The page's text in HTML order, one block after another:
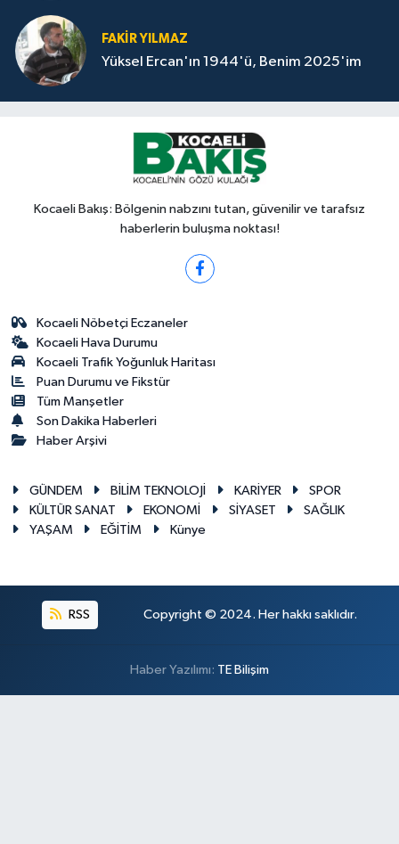
FAKİR YILMAZ
Yüksel Ercan'ın 1944'ü, Benim 2025'im
Kocaeli Bakış: Bölgenin nabzını tutan, güvenilir ve tarafsız
haberlerin buluşma noktası!
Kocaeli Nöbetçi Eczaneler
Kocaeli Hava Durumu
Kocaeli Trafik Yoğunluk Haritası
Puan Durumu ve Fikstür
Tüm Manşetler
Son Dakika Haberleri
Haber Arşivi
GÜNDEM BİLİM TEKNOLOJİ KARİYER
SPOR
KÜLTÜR SANAT
EKONOMİ SİYASET
SAĞLIK
YAŞAM
EĞİTİM Künye
RSS Copyright © 2024. Her hakkı saklıdır.
Haber Yazılımı: TE Bilişim